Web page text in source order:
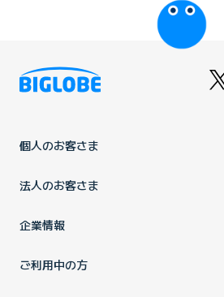
個人のお客さま
法人のお客さま
企業情報
ご利用中の方